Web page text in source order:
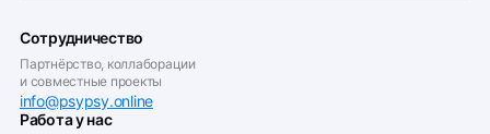
Сотрудничество
Партнёрство, коллаборации
и совместные проекты
info@psypsy.online
Работа у нас